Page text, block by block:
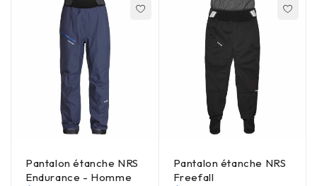
Pantalon étanche NRS
Endurance - Homme
Pantalon étanche NRS
Freefall